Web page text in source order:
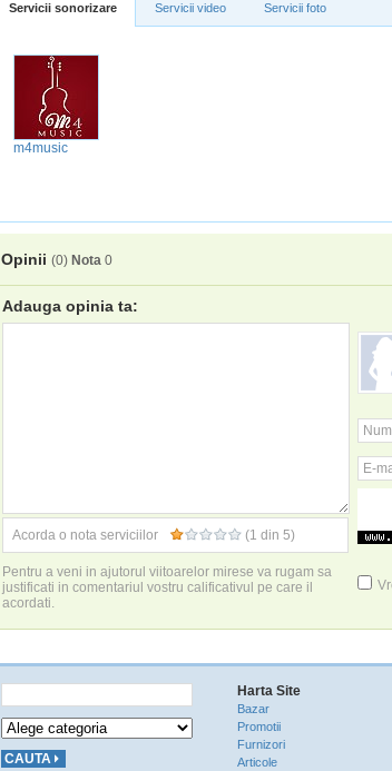
Servicii sonorizare Servicii video Servicii foto
m4music
Opinii (0) Nota 0
Adauga opinia ta:
Acorda o nota serviciilor (1 din 5)
Pentru a veni in ajutorul viitoarelor mirese va rugam sa
justificati in comentariul vostru calificativul pe care il
acordati.
E-
Harta Site
Bazar
Promotii
Furnizori
Articole